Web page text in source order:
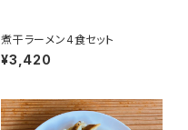
煮干ラーメン4食セット
¥3,420